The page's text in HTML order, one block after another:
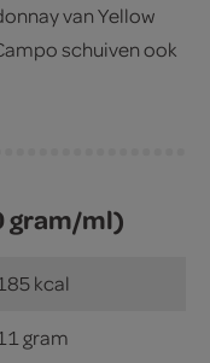
van Yellow
schuiven ook
gram/ml)
kcal
gram